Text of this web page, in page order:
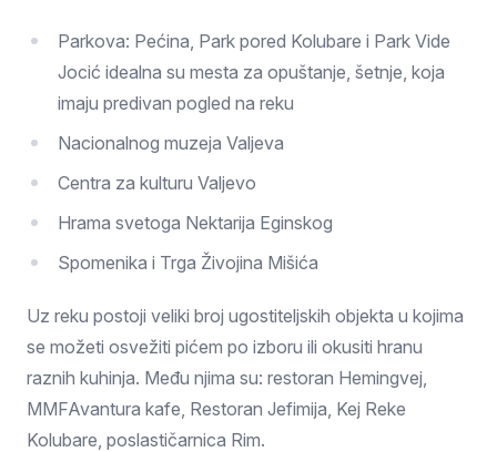
Parkova: Pećina, Park pored Kolubare i Park Vide
Jocić idealna su mesta za opuštanje, šetnje, koja
imaju predivan pogled na reku
Nacionalnog muzeja Valjeva
Centra za kulturu Valjevo
Hrama svetoga Nektarija Eginskog
Spomenika i Trga Živojina Mišića
Uz reku postoji veliki broj ugostiteljskih objekta u kojima
se možeti osvežiti pićem po izboru ili okusiti hranu
raznih kuhinja. Među njima su: restoran Hemingvej,
MMFAvantura kafe, Restoran Jefimija, Kej Reke
Kolubare, poslastičarnica Rim.